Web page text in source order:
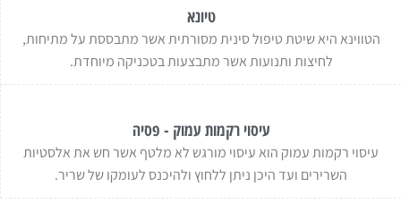
טיונא
הטווינא היא שיטת טיפול סינית מסורתית אשר מתבססת על מתיחות,
לחיצות ותנועות אשר מתבצעות בטכניקה מיוחדת.
עיסוי רקמות עמוק - פסיה
עיסוי רקמות עמוק הוא עיסוי מורגש לא מלטף אשר חש את אלסטיות
השרירים ועד היכן ניתן ללחוץ ולהיכנס לעומקו של שריר.